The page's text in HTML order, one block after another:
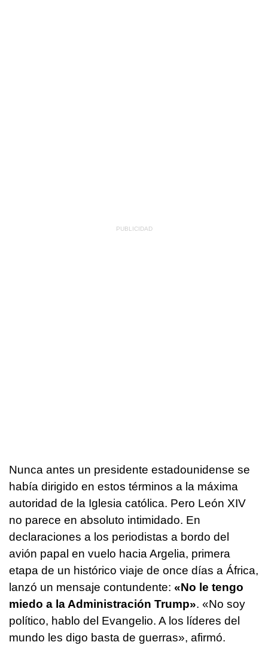
Nunca antes un presidente estadounidense se
había dirigido en estos términos a la máxima
autoridad de la Iglesia católica. Pero León XIV
no parece en absoluto intimidado. En
declaraciones a los periodistas a bordo del
avión papal en vuelo hacia Argelia, primera
etapa de un histórico viaje de once días a África,
lanzó un mensaje contundente: «No le tengo
miedo a la Administración Trump». «No soy
político, hablo del Evangelio. A los líderes del
mundo les digo basta de guerras», afirmó.